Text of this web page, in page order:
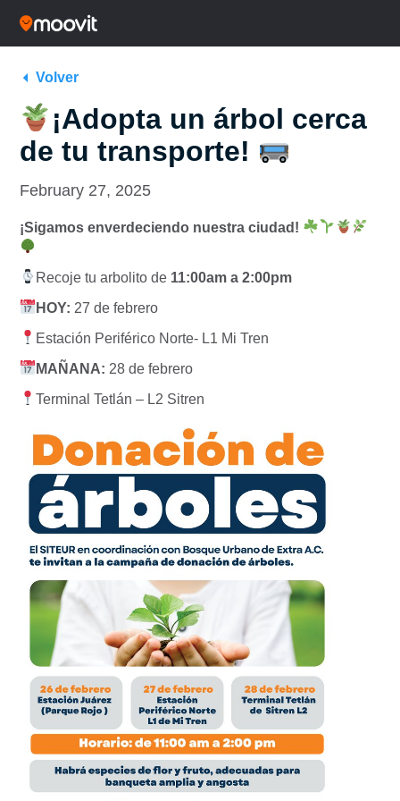
Volver
¡Adopta un árbol cerca
de tu transporte!
February 27, 2025
¡Sigamos enverdeciendo nuestra ciudad!
Recoje tu arbolito de 11:00am a 2:00pm
HOY: 27 de febrero
Estación Periférico Norte- L1 Mi Tren
MAÑANA: 28 de febrero
Terminal Tetlán – L2 Sitren